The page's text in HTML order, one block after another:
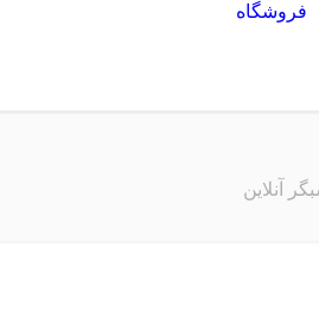
فروشگاه